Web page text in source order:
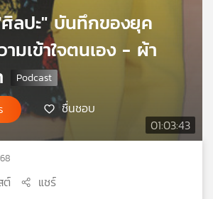
01:03:43
ศิลปะ" บันทึกของยุค
มเข้าใจตนเอง - ผ้า
ชื่นชอบ
ต์ แชร์